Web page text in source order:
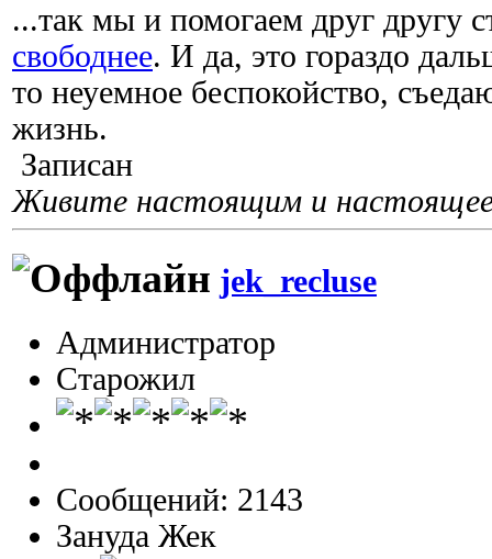
...так мы и помогаем друг другу
свободнее. И да, это гораздо
то неуемное беспокойство,
жизнь.
Записан
Живите настоящим и
jek_recluse
Администратор
Старожил
Сообщений: 2143
Зануда Жек